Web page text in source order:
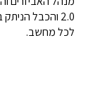
לכל מחשב.